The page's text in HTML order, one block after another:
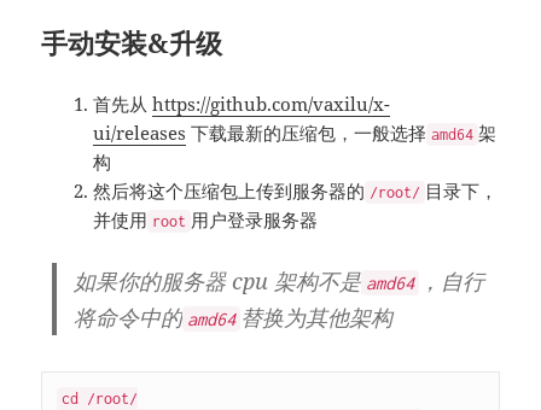
手动安装&升级
首先从 https://github.com/vaxilu/x-
ui/releases 下载最新的压缩包，一般选择 amd64 架
构
然后将这个压缩包上传到服务器的 /root/ 目录下，
并使用 root 用户登录服务器
如果你的服务器 cpu 架构不是 amd64
，自行
将命令中的 amd64 替换为其他架构
cd /root/